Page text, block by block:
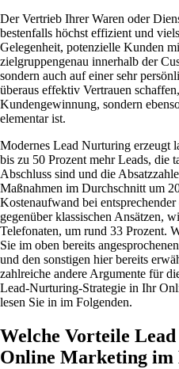
Der Vertrieb Ihrer Waren oder
bestenfalls höchst effizient und
Gelegenheit, potenzielle Kunden
zielgruppengenau innerhalb der
sondern auch auf einer sehr
überaus effektiv Vertrauen
Kundengewinnung, sondern
elementar ist.
Modernes Lead Nurturing erzeugt
bis zu 50 Prozent mehr Leads, die
Abschluss sind und die
Maßnahmen im Durchschnitt um
Kostenaufwand bei
gegenüber klassischen Ansätzen,
Telefonaten, um rund 33 Prozent.
Sie im oben bereits
und den sonstigen hier bereits
zahlreiche andere Argumente für
Lead-Nurturing-Strategie in Ihr
lesen Sie in im Folgenden.
Welche Vorteile
Online Marketing im